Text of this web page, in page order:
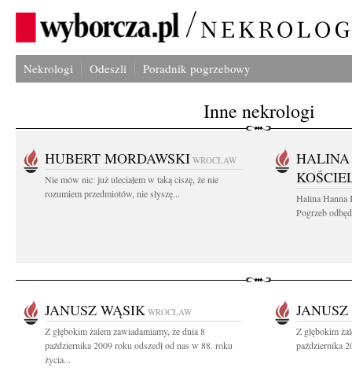
Nekrologi Odeszli Poradnik pogrzebowy
Inne nekrologi
HUBERT MORDAWSKI WROCŁAW
Nie mów nic: już uleciałem w taką ciszę, że nie
rozumiem przedmiotów, nie słyszę...
Halina Hanna
Pogrzeb
JANUSZ WĄSIK WROCŁAW
Z głębokim żalem zawiadamiamy, że dnia 8
października 2009 roku odszedł od nas w 88. roku
życia...
Z głębokim
października